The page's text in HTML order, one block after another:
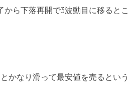
から下落再開で3波動目に移るとこ
かなり滑って最安値を売るという